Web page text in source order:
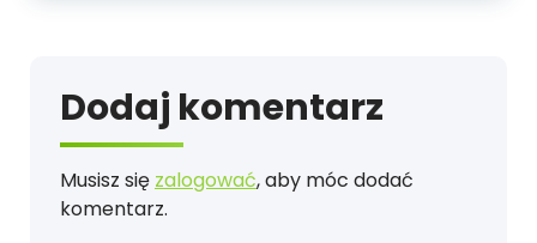
Dodaj komentarz
Musisz się zalogować, aby móc dodać
komentarz.